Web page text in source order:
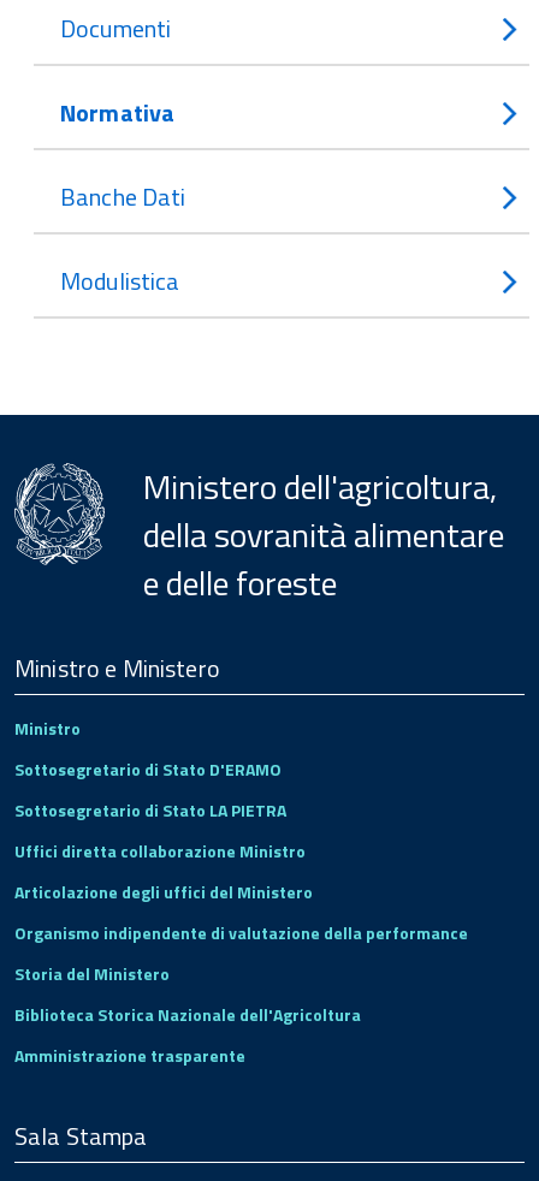
Documenti
Normativa
Banche Dati
Modulistica
Ministero dell'agricoltura,
della sovranità alimentare
e delle foreste
Footer
Ministro e Ministero
Ministro
Sottosegretario di Stato D'ERAMO
Sottosegretario di Stato LA PIETRA
Uffici diretta collaborazione Ministro
Articolazione degli uffici del Ministero
Organismo indipendente di valutazione della performance
Storia del Ministero
Biblioteca Storica Nazionale dell'Agricoltura
Amministrazione trasparente
Sala Stampa